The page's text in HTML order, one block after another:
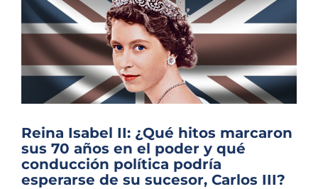
Reina Isabel II: ¿Qué hitos marcaron
sus 70 años en el poder y qué
conducción política podría
esperarse de su sucesor, Carlos III?